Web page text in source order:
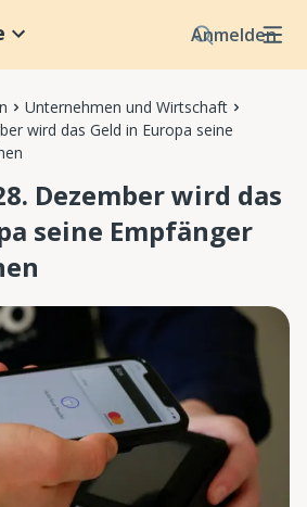
Anmelden
Unternehmen und Wirtschaft
wird das Geld in Europa seine
Dezember wird das
seine Empfänger